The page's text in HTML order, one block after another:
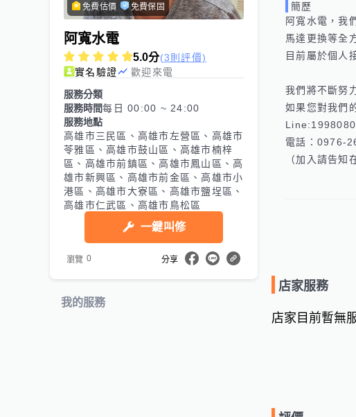
免費估價 免費保固
阿寬水電
5.0分(3則評價)
實名驗證
歡迎來電
服務分類
服務時間每日 00:00 ~ 24:00
服務地點
高雄市三民區、高雄市左營區、高雄市
苓雅區、高雄市鼓山區、高雄市楠梓
區、高雄市前鎮區、高雄市鳳山區、高
雄市新興區、高雄市前金區、高雄市小
港區、高雄市大寮區、高雄市鹽埕區、
高雄市仁武區、高雄市鳥松區
一鍵叫修
瀏覽 0 分享
我的服務
簡歷
阿寬水電，我
馬達更換等全
目前屬於個人
我們將不斷努
如果您對我們
電話：0976-
（加入請告知
店家服務
店家目前暫無